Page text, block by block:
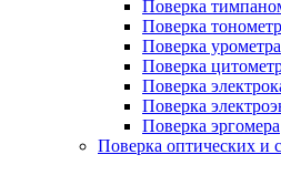
Поверка
Поверка
Поверка урометра
Поверка
Поверка
Поверка
Поверка эргомера
Поверка оптических и